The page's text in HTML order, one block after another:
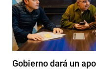
Gobierno dará un